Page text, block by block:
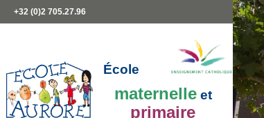
+32 (0)2 705.27.96
École
maternelle et
primaire